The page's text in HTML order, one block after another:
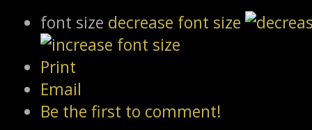
font size decrease font size
Print
Email
Be the first to comment!